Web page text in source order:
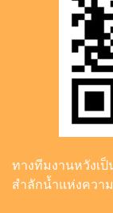
ทางทีมงานหวังเ
สำลักน้ำแห่งควา